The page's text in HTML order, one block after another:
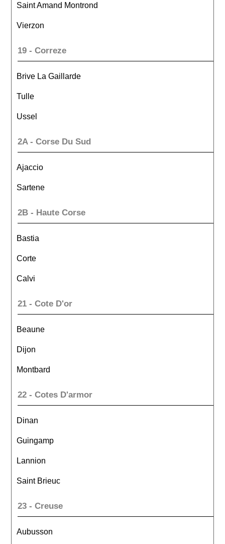
Saint Amand Montrond
Vierzon
19 - Correze
Brive La Gaillarde
Tulle
Ussel
2A - Corse Du Sud
Ajaccio
Sartene
2B - Haute Corse
Bastia
Corte
Calvi
21 - Cote D'or
Beaune
Dijon
Montbard
22 - Cotes D'armor
Dinan
Guingamp
Lannion
Saint Brieuc
23 - Creuse
Aubusson